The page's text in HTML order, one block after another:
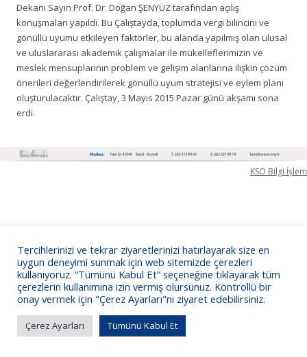
Dekanı Sayın Prof. Dr. Doğan ŞENYÜZ tarafından açılış
konuşmaları yapıldı. Bu Çalıştayda, toplumda vergi bilincini ve
gönüllü uyumu etkileyen faktörler, bu alanda yapılmış olan ulusal
ve uluslararası akademik çalışmalar ile mükelleflerimizin ve
meslek mensuplarının problem ve gelişim alanlarına ilişkin çözüm
önerileri değerlendirilerek gönüllü uyum stratejisi ve eylem planı
oluşturulacaktır. Çalıştay, 3 Mayıs 2015 Pazar günü akşamı sona
erdi.
KSO Bilgi İşlem
Tercihlerinizi ve tekrar ziyaretlerinizi hatırlayarak size en
uygun deneyimi sunmak için web sitemizde çerezleri
kullanıyoruz. “Tümünü Kabul Et” seçeneğine tıklayarak tüm
çerezlerin kullanımına izin vermiş olursunuz. Kontrollü bir
onay vermek için "Çerez Ayarları"nı ziyaret edebilirsiniz.
Çerez Ayarları Tümünü Kabul Et